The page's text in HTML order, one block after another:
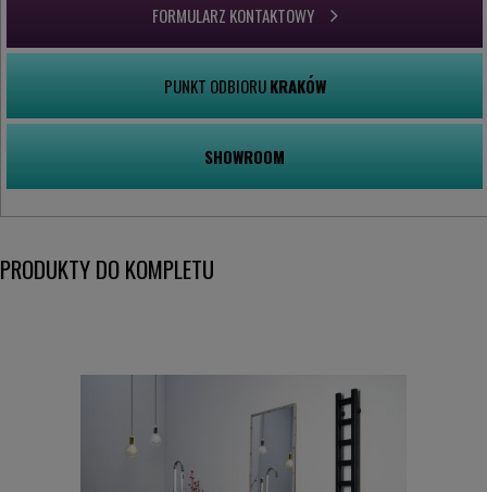
FORMULARZ KONTAKTOWY
PUNKT ODBIORUKRAKÓW
SHOWROOM
PRODUKTY DO KOMPLETU